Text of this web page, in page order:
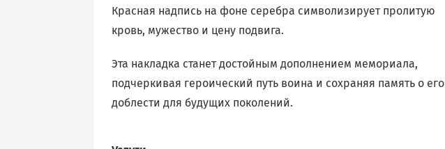
Красная надпись на фоне серебра символизирует пролитую
кровь, мужество и цену подвига.
Эта накладка станет достойным дополнением мемориала,
подчеркивая героический путь воина и сохраняя память о его
доблести для будущих поколений.